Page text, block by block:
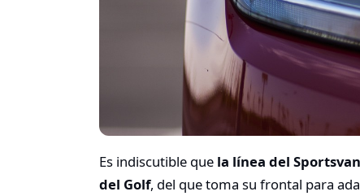
Es indiscutible que la línea del
del Golf, del que toma su frontal para